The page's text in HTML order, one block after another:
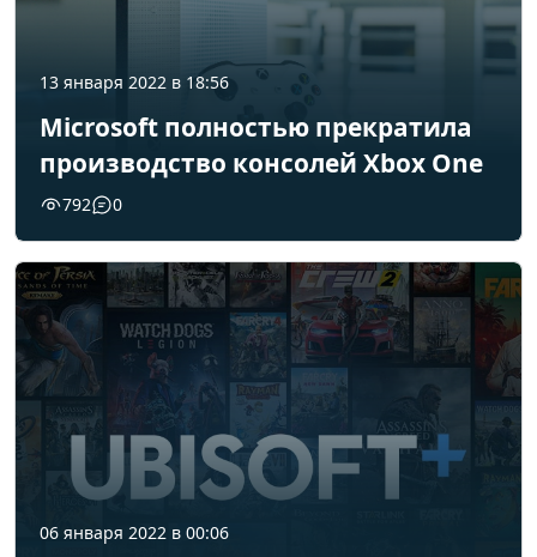
13 января 2022 в 18:56
Microsoft полностью прекратила
производство консолей Xbox One
792 0
06 января 2022 в 00:06